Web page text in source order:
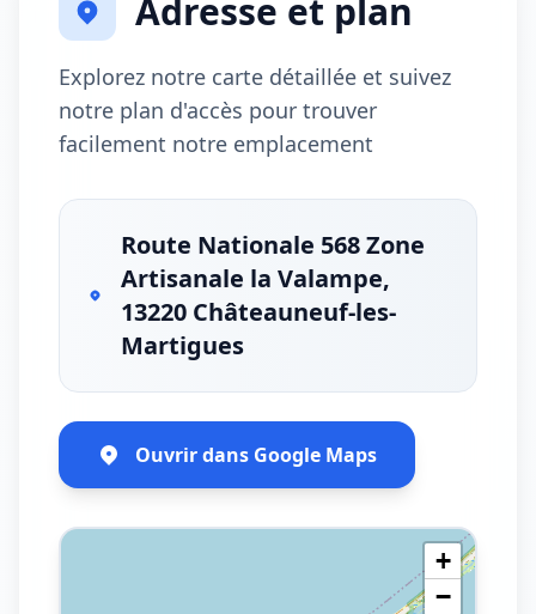
Adresse et plan
Explorez notre carte détaillée et suivez
notre plan d'accès pour trouver
facilement notre emplacement
Route Nationale 568 Zone
Artisanale la Valampe,
13220 Châteauneuf-les-
Martigues
Ouvrir dans Google Maps
+
−